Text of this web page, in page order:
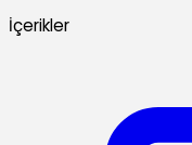
İçerikler